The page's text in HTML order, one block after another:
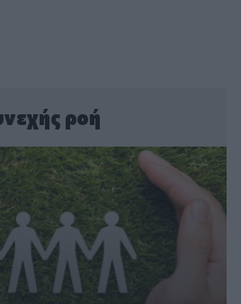
ροή